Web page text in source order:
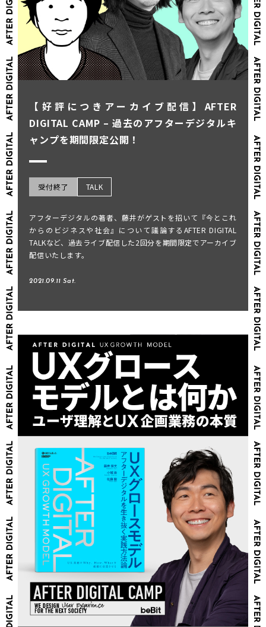
【好評につきアーカイブ配信】AFTER
DIGITAL CAMP – 過去のアフターデジタルキ
ャンプを期間限定公開！
受付終了 TALK
アフターデジタルの著者、藤井がゲストを招いて『今とこれ
からのビジネスや社会』について議論するAFTER DIGITAL
TALKなど、過去ライブ配信した2回分を期間限定でアーカイブ
配信いたします。
2021.09.11 Sat.